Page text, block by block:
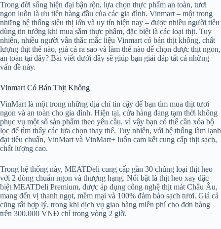
Trong đời sống hiện đại bận rộn, lựa chọn thực phẩm an toàn, tươi
ngon luôn là ưu tiên hàng đầu của các gia đình. Vinmart – một trong
những hệ thống siêu thị lớn và uy tín hiện nay – được nhiều người tiêu
dùng tin tưởng khi mua sắm thực phẩm, đặc biệt là các loại thịt. Tuy
nhiên, nhiều người vẫn thắc mắc liệu Vinmart có bán thịt không, chất
lượng thịt thế nào, giá cả ra sao và làm thế nào để chọn được thịt ngon,
an toàn tại đây? Bài viết dưới đây sẽ giúp bạn giải đáp tất cả những
vấn đề này.
Vinmart Có Bán Thịt Không
VinMart là một trong những địa chỉ tin cậy để bạn tìm mua thịt tươi
ngon và an toàn cho gia đình. Hiện tại, cửa hàng đang tạm thời không
phục vụ một số sản phẩm theo yêu cầu, vì vậy bạn có thể cần xóa bộ
lọc để tìm thấy các lựa chọn thay thế. Tuy nhiên, với hệ thống làm lạnh
đạt tiêu chuẩn, VinMart và VinMart+ luôn cam kết cung cấp thịt sạch,
chất lượng cao.
Trong hệ thống này, MEATDeli cung cấp gần 30 chủng loại thịt heo
với 2 dòng chuẩn ngon và thượng hạng. Nổi bật là thịt heo xay đặc
biệt MEATDeli Premium, được áp dụng công nghệ thịt mát Châu Âu,
mang đến vị thanh ngọt, mềm mại và 100% đảm bảo sạch tươi. Giá cả
cũng rất hợp lý, trong khi dịch vụ giao hàng miễn phí cho đơn hàng
trên 300.000 VNĐ chỉ trong vòng 2 giờ.